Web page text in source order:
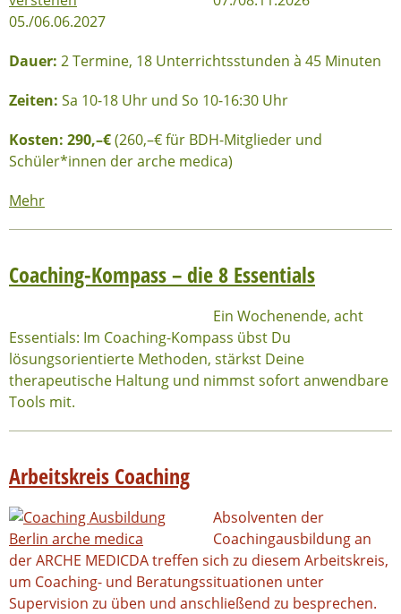
05./06.06.2027
Dauer: 2 Termine, 18 Unterrichtsstunden à 45 Minuten
Zeiten: Sa 10-18 Uhr und So 10-16:30 Uhr
Kosten: 290,–€(260,–€ für BDH-Mitglieder und
Schüler*innen der arche medica)
Mehr
Coaching-Kompass – die 8 Essentials
Ein Wochenende, acht
Essentials: Im Coaching-Kompass übst Du
lösungsorientierte Methoden, stärkst Deine
therapeutische Haltung und nimmst sofort anwendbare
Tools mit.
Arbeitskreis Coaching
Absolventen der
Coachingausbildung an
der ARCHE MEDICDA treffen sich zu diesem Arbeitskreis,
um Coaching- und Beratungssituationen unter
Supervision zu üben und anschließend zu besprechen.